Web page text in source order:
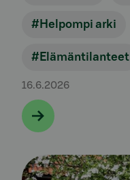
#Helpompi arki
#Elämäntilanteet
16.6.2026